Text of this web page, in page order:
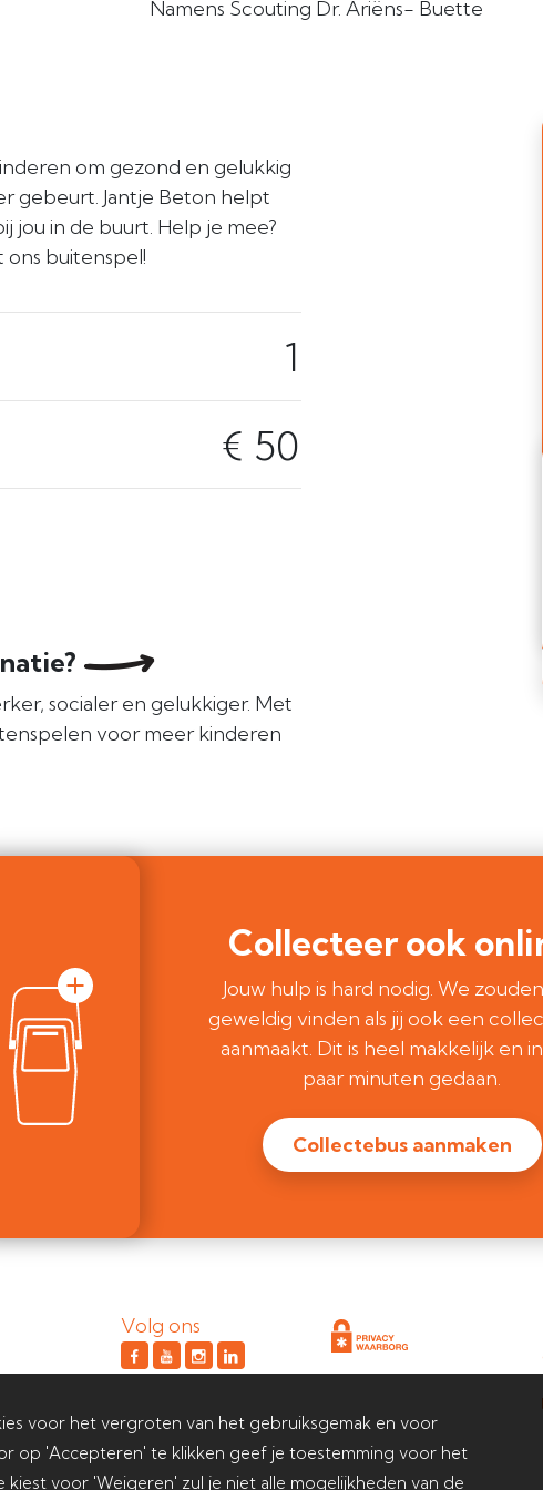
Namens Scouting Dr. Ariëns- Buette
om gezond en gelukkig
gebeurt. Jantje Beton helpt
jou in de buurt. Help je mee?
buitenspel!
1
€ 50
socialer en gelukkiger. Met
voor meer kinderen
Collecteer ook
Jouw hulp is hard nodig. We
geweldig vinden als jij ook een
aanmaakt. Dit is heel makkelijk en
paar minuten gedaan.
Collectebus aanmaken
Volg ons
voor het vergroten van het gebruiksgemak en voor
op 'Accepteren' te klikken geef je toestemming voor het
kiest voor 'Weigeren' zul je niet alle mogelijkheden van de